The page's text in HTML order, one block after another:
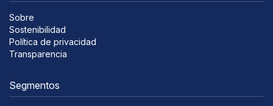
Sobre
Sostenibilidad
Política de privacidad
Transparencia
Segmentos